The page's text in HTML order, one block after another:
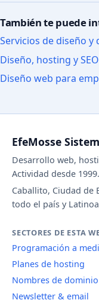
También te puede
Servicios de diseño
Diseño, hosting y
Diseño web para
EfeMosse
Desarrollo web,
Actividad desde 1999.
Caballito, Ciudad de
todo el país y
SECTORES DE ESTA
Programación a
Planes de hosting
Nombres de dominio
Newsletter & email